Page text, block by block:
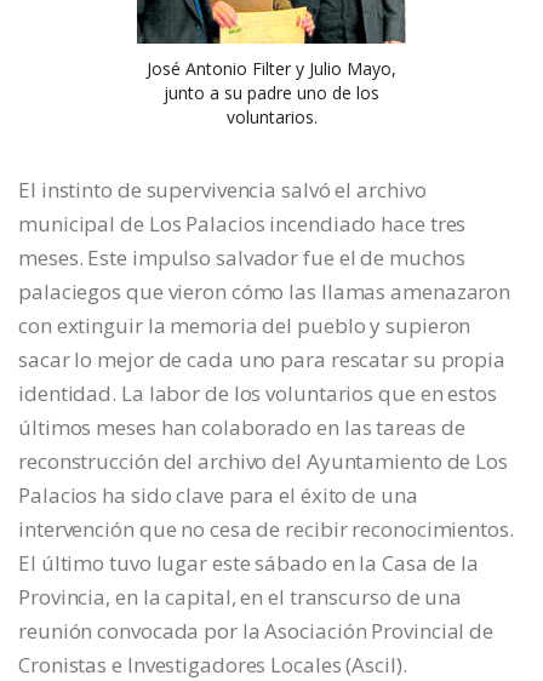
José Antonio Filter y Julio Mayo,
junto a su padre uno de los
voluntarios.
El instinto de supervivencia salvó el archivo
municipal de Los Palacios incendiado hace tres
meses. Este impulso salvador fue el de muchos
palaciegos que vieron cómo las llamas amenazaron
con extinguir la memoria del pueblo y supieron
sacar lo mejor de cada uno para rescatar su propia
identidad. La labor de los voluntarios que en estos
últimos meses han colaborado en las tareas de
reconstrucción del archivo del Ayuntamiento de Los
Palacios ha sido clave para el éxito de una
intervención que no cesa de recibir reconocimientos.
El último tuvo lugar este sábado en la Casa de la
Provincia, en la capital, en el transcurso de una
reunión convocada por la Asociación Provincial de
Cronistas e Investigadores Locales (Ascil).